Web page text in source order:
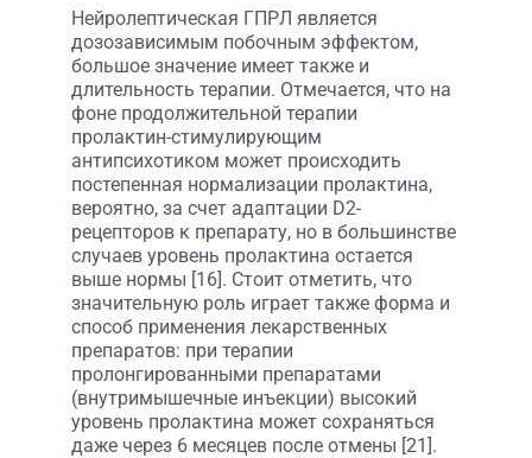
Нейролептическая ГПРЛ является
дозозависимым побочным эффектом,
большое значение имеет также и
длительность терапии. Отмечается, что на
фоне продолжительной терапии
пролактин-стимулирующим
антипсихотиком может происходить
постепенная нормализации пролактина,
вероятно, за счет адаптации D2-
рецепторов к препарату, но в большинстве
случаев уровень пролактина остается
выше нормы [16]. Стоит отметить, что
значительную роль играет также форма и
способ применения лекарственных
препаратов: при терапии
пролонгированными препаратами
(внутримышечные инъекции) высокий
уровень пролактина может сохраняться
даже через 6 месяцев после отмены [21].